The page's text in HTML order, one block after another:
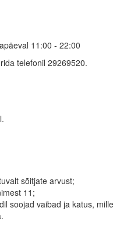
11:00 - 22:00
telefonil 29269520.
sõitjate arvust;
11;
soojad vaibad ja katus, mille